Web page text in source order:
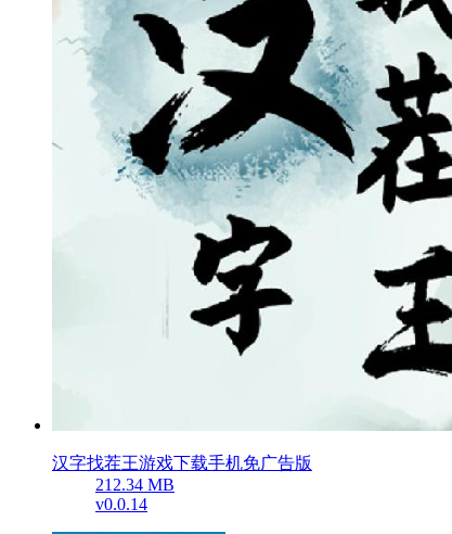
汉字找茬王游戏下载手机免广告版
212.34 MB
v0.0.14